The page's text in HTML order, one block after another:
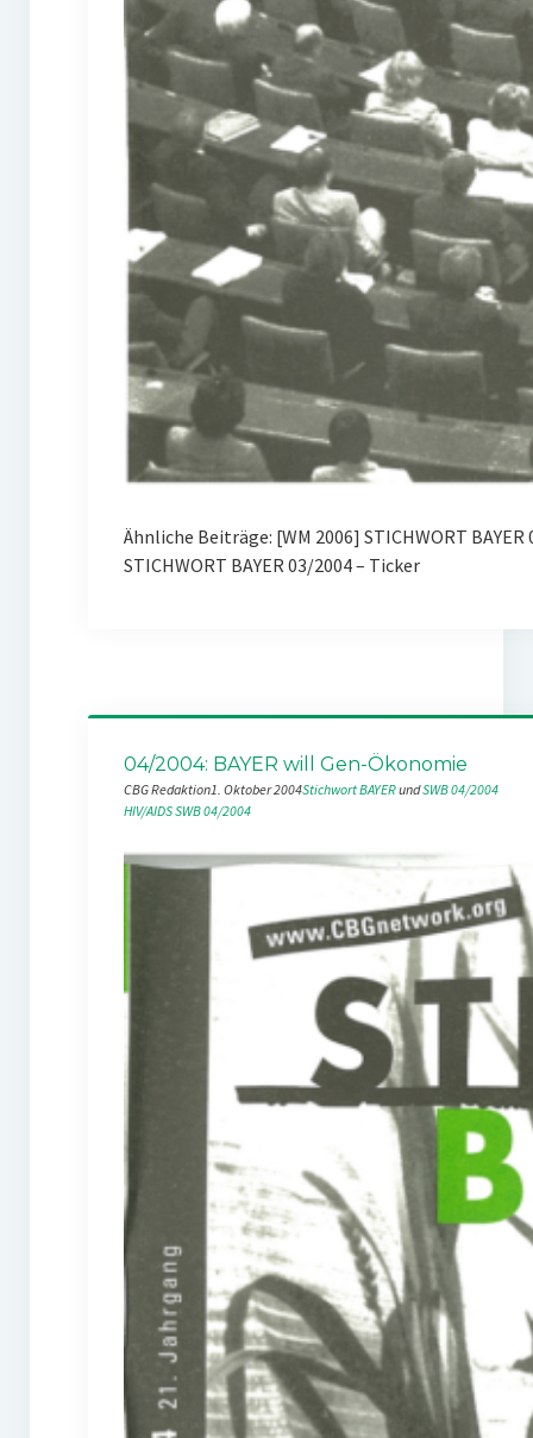
Ähnliche Beiträge: [WM 2006] STICHWORT
STICHWORT BAYER 03/2004 – Ticker
04/2004: BAYER will Gen-Ökonomie
CBG Redaktion1. Oktober 2004Stichwort BAYER und SWB 04/2004
HIV/AIDSSWB 04/2004